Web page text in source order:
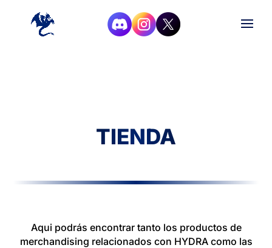
TIENDA
Aqui podrás encontrar tanto los productos de
merchandising relacionados con HYDRA como las